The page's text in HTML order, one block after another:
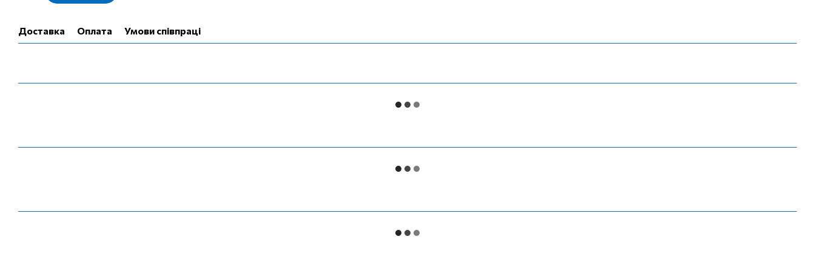
Доставка Оплата Умови співпраці